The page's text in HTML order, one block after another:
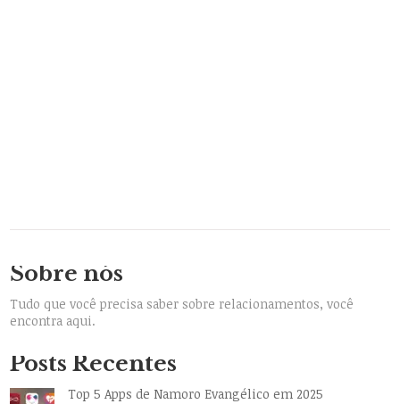
Sobre nós
Tudo que você precisa saber sobre relacionamentos, você
encontra aqui.
Posts Recentes
Top 5 Apps de Namoro Evangélico em 2025